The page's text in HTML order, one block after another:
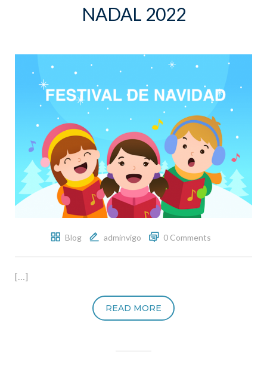
NADAL 2022
Blog adminvigo 0 Comments
[…]
READ MORE